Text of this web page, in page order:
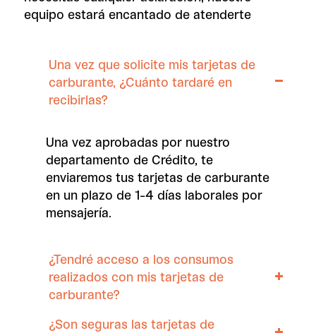
equipo estará encantado de atenderte
Una vez que solicite mis tarjetas de
carburante, ¿Cuánto tardaré en
recibirlas?
Una vez aprobadas por nuestro
departamento de Crédito, te
enviaremos tus tarjetas de carburante
en un plazo de 1-4 días laborales por
mensajería.
¿Tendré acceso a los consumos
realizados con mis tarjetas de
carburante?
¿Son seguras las tarjetas de